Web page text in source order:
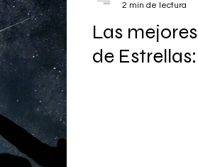
Las
de Estrellas:
2 min de lectura